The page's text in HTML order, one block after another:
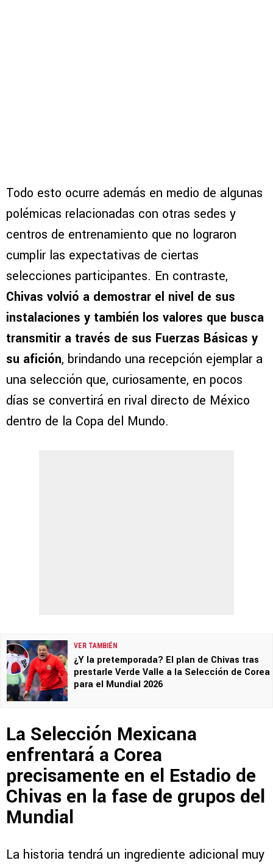
Todo esto ocurre además en medio de algunas
polémicas relacionadas con otras sedes y
centros de entrenamiento que no lograron
cumplir las expectativas de ciertas
selecciones participantes. En contraste,
Chivas volvió a demostrar el nivel de sus
instalaciones y también los valores que busca
transmitir a través de sus Fuerzas Básicas y
su afición, brindando una recepción ejemplar a
una selección que, curiosamente, en pocos
días se convertirá en rival directo de México
dentro de la Copa del Mundo.
VER TAMBIÉN
¿Y la pretemporada? El plan de Chivas tras
prestarle Verde Valle a la Selección de Corea
para el Mundial 2026
La Selección Mexicana
enfrentará a Corea
precisamente en el Estadio de
Chivas en la fase de grupos del
Mundial
La historia tendrá un ingrediente adicional muy